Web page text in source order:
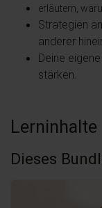
erläutern,
Strategien
anderer
Deine
stärken.
Lerninhalte
Dieses